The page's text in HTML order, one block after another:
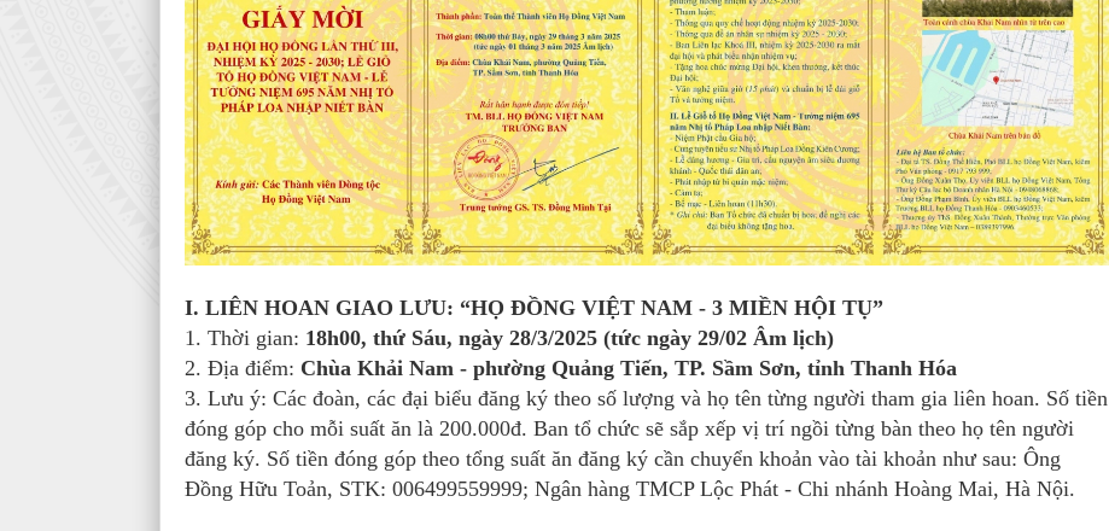
I. LIÊN HOAN GIAO LƯU: “HỌ ĐỒNG VIỆT NAM - 3 MIỀN HỘI TỤ”
1. Thời gian: 18h00, thứ Sáu, ngày 28/3/2025 (tức ngày 29/02 Âm lịch)
2. Địa điểm: Chùa Khải Nam - phường Quảng Tiến, TP. Sầm Sơn, tỉnh Thanh Hóa
3. Lưu ý: Các đoàn, các đại biểu đăng ký theo số lượng và họ tên từng người tham gia liên hoan. Số tiền
đóng góp cho mỗi suất ăn là 200.000đ. Ban tổ chức sẽ sắp xếp vị trí ngồi từng bàn theo họ tên người
đăng ký. Số tiền đóng góp theo tổng suất ăn đăng ký cần chuyển khoản vào tài khoản như sau: Ông
Đồng Hữu Toản, STK: 006499559999; Ngân hàng TMCP Lộc Phát - Chi nhánh Hoàng Mai, Hà Nội.